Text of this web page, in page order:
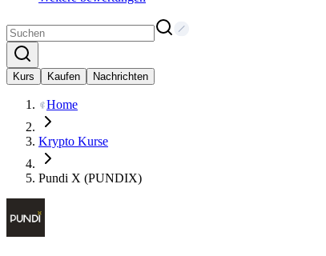
Kurs Kaufen Nachrichten
Home
Krypto Kurse
Pundi X (PUNDIX)